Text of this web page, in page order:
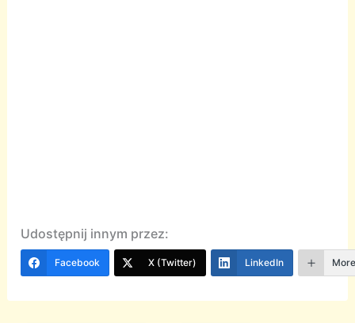
Udostępnij innym przez:
Facebook X (Twitter) LinkedIn